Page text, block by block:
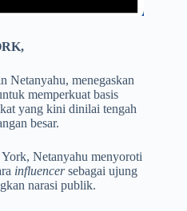
Netanyahu, menegaskan
memperkuat basis
yang kini dinilai tengah
besar.
Netanyahu menyoroti
influencersebagai ujung
narasi publik.